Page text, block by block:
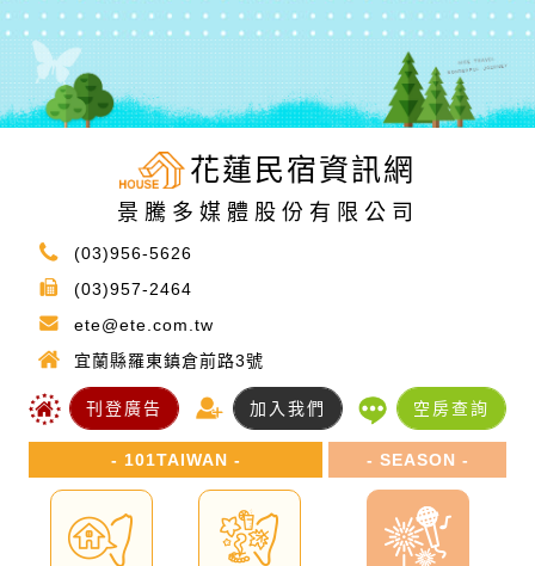
花蓮民宿資訊網
景騰多媒體股份有限公司
(03)956-5626
(03)957-2464
ete@ete.com.tw
宜蘭縣羅東鎮倉前路3號
刊登廣告 加入我們 空房查詢
- 101TAIWAN - - SEASON -